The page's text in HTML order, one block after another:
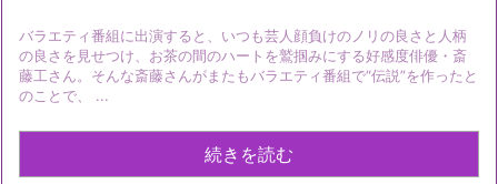
バラエティ番組に出演すると、いつも芸人顔負けのノリの良さと人柄
の良さを見せつけ、お茶の間のハートを鷲掴みにする好感度俳優・斎
藤工さん。そんな斎藤さんがまたもバラエティ番組で“伝説”を作ったと
のことで、 ...
続きを読む